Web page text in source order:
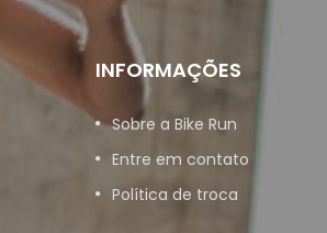
INFORMAÇÕES
Sobre a Bike Run
Entre em contato
Política de troca